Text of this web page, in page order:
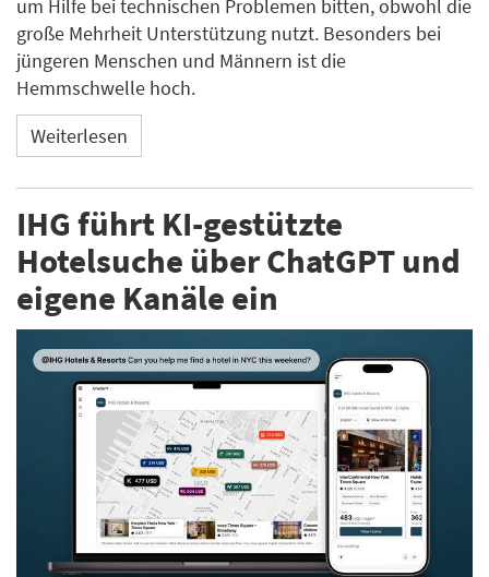
um Hilfe bei technischen Problemen bitten, obwohl die
große Mehrheit Unterstützung nutzt. Besonders bei
jüngeren Menschen und Männern ist die
Hemmschwelle hoch.
Weiterlesen
IHG führt KI-gestützte
Hotelsuche über ChatGPT und
eigene Kanäle ein